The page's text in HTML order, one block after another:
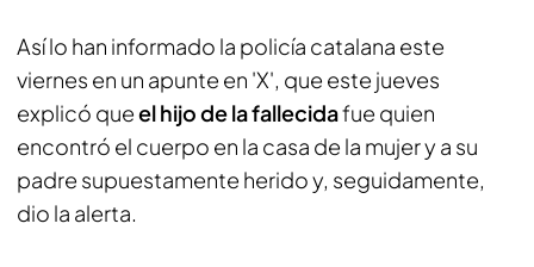
Así lo han informado la policía catalana este
viernes en un apunte en 'X', que este jueves
explicó queel hijo de la fallecidafue quien
encontró el cuerpo en la casa de la mujer y a su
padre supuestamente herido y, seguidamente,
dio la alerta.